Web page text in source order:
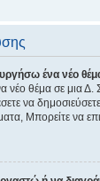
ένα νέο
νέο θέμα σε μια
να
Μπορείτε να